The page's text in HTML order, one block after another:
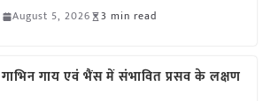
August 5, 2026 3 min read
गाभिन गाय एवं भैंस में संभावित प्रसव के लक्षण